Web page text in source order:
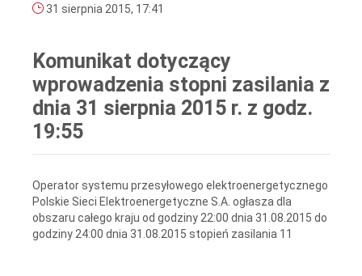
31 sierpnia 2015, 17:41
Komunikat dotyczący
wprowadzenia stopni zasilania z
dnia 31 sierpnia 2015 r. z godz.
19:55
Operator systemu przesyłowego elektroenergetycznego
Polskie Sieci Elektroenergetyczne S.A. ogłasza dla
obszaru całego kraju od godziny 22:00 dnia 31.08.2015 do
godziny 24:00 dnia 31.08.2015 stopień zasilania 11